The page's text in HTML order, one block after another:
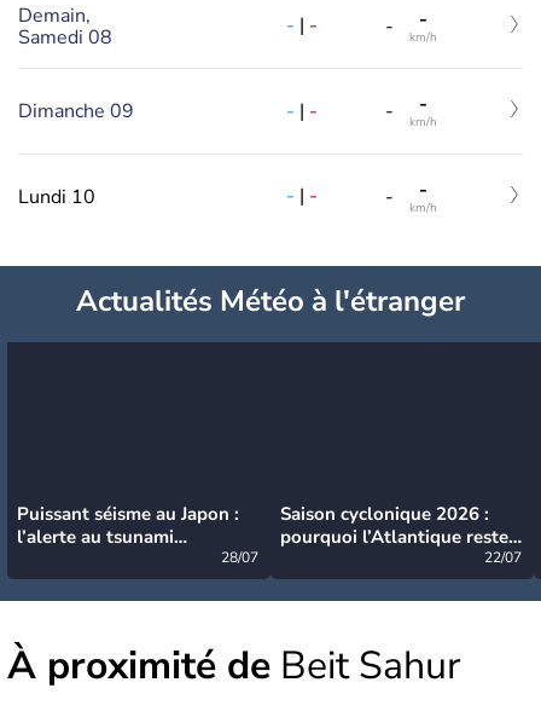
Demain,
Samedi 08
- | - - -
km/h
Dimanche 09 - | - - -
km/h
Lundi 10 - | - - -
km/h
Actualités Météo à l'étranger
Puissant séisme au Japon :
l’alerte au tsunami
28/07
Saison cyclonique 2026 :
pourquoi l’Atlantique reste
22/07
À proximité de Beit Sahur